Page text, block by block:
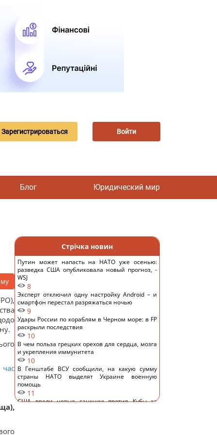
Зарегистрироваться Войти
Блог Юридический мир
Стрічка новин
Путин может напасть на НАТО уже осенью:
разведка США опубликовала новый прогноз, -
WSJ
8
Эксперт отключил одну настройку Android – и
смартфон перестал разряжаться ночью
9
Удары России по кораблям в Черном море: в FP
раскрыли последствия
10
В чем польза грецких орехов для сердца, мозга
и укрепления иммунитета
10
В Генштабе ВСУ сообщили, на какую сумму
страны НАТО выделят Украине военную
помощь
11
США ввели новые санкции против Кубы за